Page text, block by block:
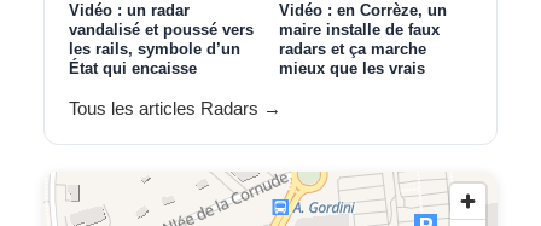
Vidéo : un radar
vandalisé et poussé vers
les rails, symbole d’un
État qui encaisse
Vidéo : en Corrèze, un
maire installe de faux
radars et ça marche
mieux que les vrais
Tous les articles Radars →